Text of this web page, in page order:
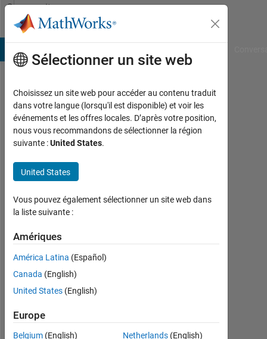
Passer au contenu
Community
Profile
MIN
GU
PARK
Last
seen:
d'un
an il
|
Actif
depuis
0
Sélectionner un site web
Choisissez un site web pour accéder au contenu traduit
dans votre langue (lorsqu'il est disponible) et voir les
événements et les offres locales. D’après votre position,
nous vous recommandons de sélectionner la région
suivante :United States.
United States
Vous pouvez également sélectionner un site web dans
la liste suivante :
Amériques
América Latina (Español)
Canada (English)
United States (English)
Europe
Belgium (English)
Netherlands(English)